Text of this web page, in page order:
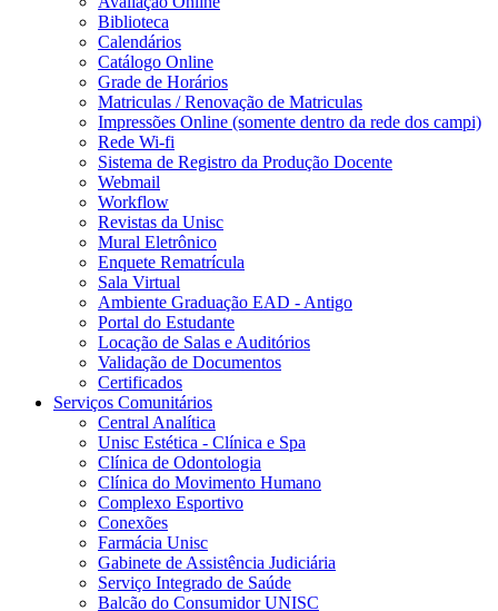
Biblioteca
Calendários
Catálogo Online
Grade de Horários
Matriculas / Renovação de Matriculas
Impressões Online (somente dentro da rede dos campi)
Rede Wi-fi
Sistema de Registro da Produção Docente
Webmail
Workflow
Revistas da Unisc
Mural Eletrônico
Enquete Rematrícula
Sala Virtual
Ambiente Graduação EAD - Antigo
Portal do Estudante
Locação de Salas e Auditórios
Validação de Documentos
Certificados
Serviços Comunitários
Central Analítica
Unisc Estética - Clínica e Spa
Clínica de Odontologia
Clínica do Movimento Humano
Complexo Esportivo
Conexões
Farmácia Unisc
Gabinete de Assistência Judiciária
Serviço Integrado de Saúde
Balcão do Consumidor UNISC